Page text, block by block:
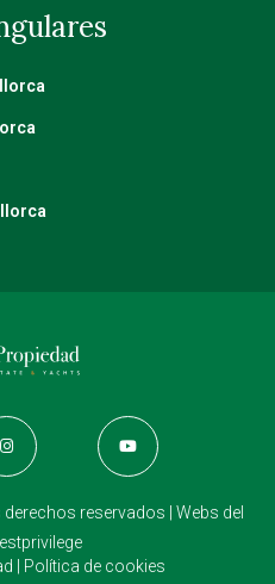
reservados | Webs del
Política de cookies